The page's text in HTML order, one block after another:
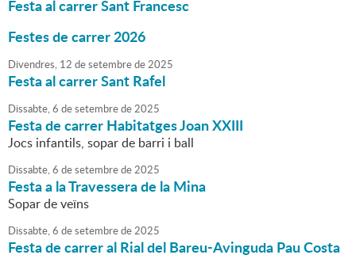
Festa al carrer Sant Francesc
Festes de carrer 2026
Divendres, 12 desetembrede2025
Festa al carrer Sant Rafel
Dissabte,6 desetembrede2025
Festa de carrer Habitatges Joan XXIII
Jocs infantils, sopar de barri i ball
Dissabte,6 desetembrede2025
Festa a la Travessera de la Mina
Sopar de veïns
Dissabte,6 desetembrede2025
Festa de carrer al Rial del Bareu-Avinguda Pau Costa